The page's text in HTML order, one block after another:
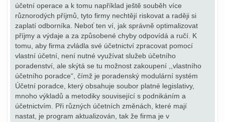
účetní operace a k tomu například ještě souběh více
různorodých příjmů, tyto firmy nechtějí riskovat a raději si
zaplatí odborníka. Neboť ten ví, jak správně optimalizovat
příjmy a výdaje a za způsobené chyby odpovídá a ručí. K
tomu, aby firma zvládla své účetnictví zpracovat pomocí
vlastní účetní, není nutné využívat služeb účetního
poradenství, ale skýtá se tu možnost zakoupení ,,vlastního
účetního poradce“, čímž je poradenský modulární systém
Účetní poradce, který obsahuje soubor platné legislativy,
mnoho výkladů a metodiky související s podnikáním a
účetnictvím. Při různých účetních změnách, které mají
nastat, je program aktualizován, tak že firma je v